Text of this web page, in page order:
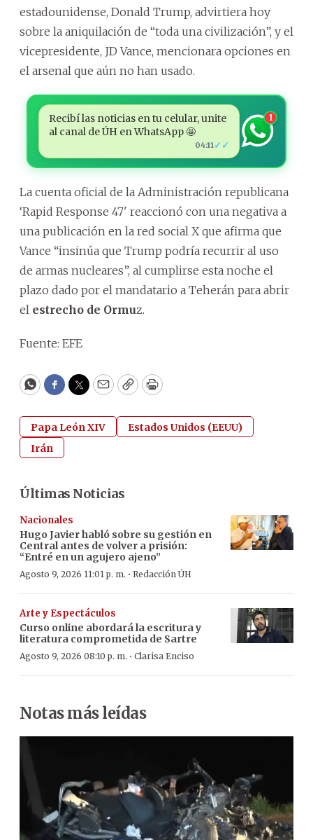
estadounidense, Donald Trump, advirtiera hoy
sobre la aniquilación de “toda una civilización”, y el
vicepresidente, JD Vance, mencionara opciones en
el arsenal que aún no han usado.
Recibí las noticias en tu celular, unite
al canal de ÚH en WhatsApp 🤩
04:11 ✓✓
1
La cuenta oficial de la Administración republicana
‘Rapid Response 47' reaccionó con una negativa a
una publicación en la red social X que afirma que
Vance “insinúa que Trump podría recurrir al uso
de armas nucleares”, al cumplirse esta noche el
plazo dado por el mandatario a Teherán para abrir
el estrecho de Ormuz.
Fuente: EFE
WhatsApp
Facebook
Twitter
EmailCopyPrint
Papa León XIV
Estados Unidos (EEUU)
Irán
Últimas Noticias
Nacionales
Hugo Javier habló sobre su gestión en
Central antes de volver a prisión:
“Entré en un agujero ajeno”
Agosto 9, 2026 11:01 p. m. · Redacción ÚH
Arte y Espectáculos
Curso online abordará la escritura y
literatura comprometida de Sartre
Agosto 9, 2026 08:10 p. m. · Clarisa Enciso
Notas más leídas